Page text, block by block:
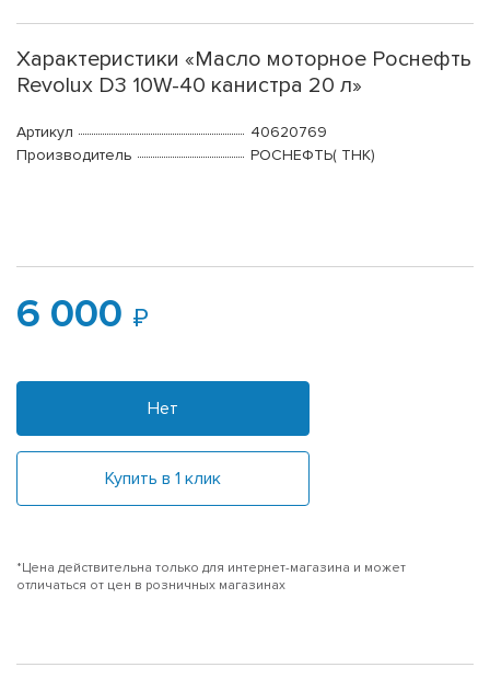
Характеристики «Масло моторное Роснефть
Revolux D3 10W-40 канистра 20 л»
Артикул
40620769
Производитель
РОСНЕФТЬ( ТНК)
6 000
Нет
Купить в 1 клик
*Цена действительна только для интернет-магазина и может
отличаться от цен в розничных магазинах